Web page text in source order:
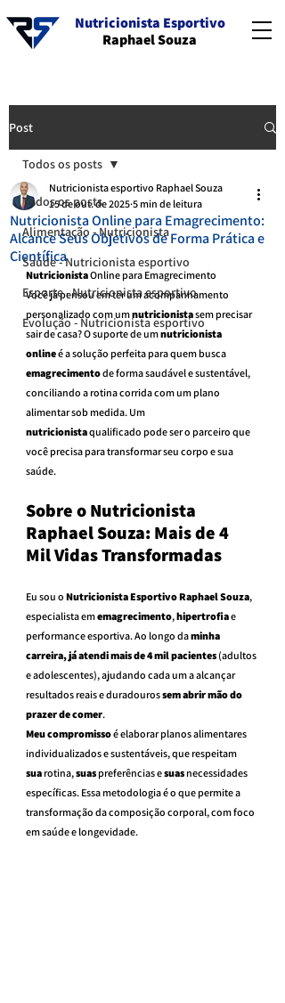
Nutricionista Esportivo
Raphael Souza
Post
Todos os posts
Alimentação - Nutricionista
Saúde - Nutricionista esportivo
Esporte - Nutricionista esportivo
Evolução - Nutricionista esportivo
Todos os posts
Nutricionista Online para Emagrecimento:
Alcance Seus Objetivos de Forma Prática e
Científica
Nutricionista esportivo Raphael Souza
15 de out. de 2025 5 min de leitura
Nutricionista Online para Emagrecimento
Você já pensou em ter um acompanhamento
personalizado com um nutricionista sem precisar
sair de casa? O suporte de um nutricionista
online é a solução perfeita para quem busca
emagrecimento de forma saudável e sustentável,
conciliando a rotina corrida com um plano
alimentar sob medida. Um
nutricionista qualificado pode ser o parceiro que
você precisa para transformar seu corpo e sua
saúde.
Sobre o Nutricionista
Raphael Souza: Mais de 4
Mil Vidas Transformadas
Eu sou o Nutricionista Esportivo Raphael Souza,
especialista em emagrecimento, hipertrofia e
performance esportiva. Ao longo da minha
carreira, já atendi mais de 4 mil pacientes (adultos
e adolescentes), ajudando cada um a alcançar
resultados reais e duradouros sem abrir mão do
prazer de comer.
Meu compromisso é elaborar planos alimentares
individualizados e sustentáveis, que respeitam
sua rotina, suas preferências e suas necessidades
específicas. Essa metodologia é o que permite a
transformação da composição corporal, com foco
em saúde e longevidade.